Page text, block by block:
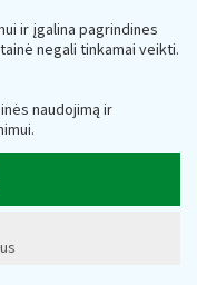
ir įgalina pagrindines
negali tinkamai veikti.
naudojimą ir